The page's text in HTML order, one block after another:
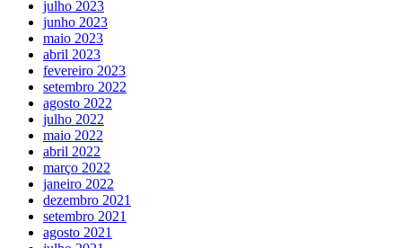
julho 2023
junho 2023
maio 2023
abril 2023
fevereiro 2023
setembro 2022
agosto 2022
julho 2022
maio 2022
abril 2022
março 2022
janeiro 2022
dezembro 2021
setembro 2021
agosto 2021